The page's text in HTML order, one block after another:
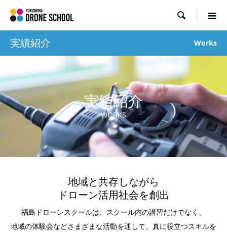

実績紹介 Works
実績紹介
WORKS
地域と共存しながら
ドローン活用社会を創出
福島ドローンスクールは、スクール内の講習だけでなく、
地域の体験会などさまざまな活動を通して、真に役立つスキルを